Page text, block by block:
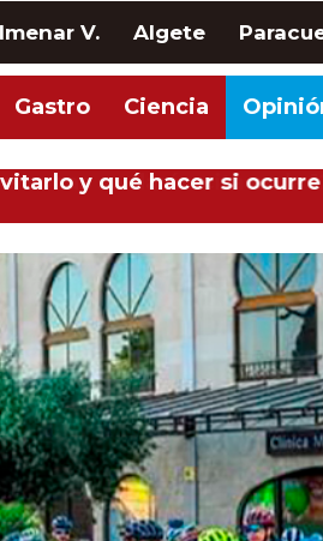
V. Algete
Gastro Ciencia
y qué hacer si ocurre